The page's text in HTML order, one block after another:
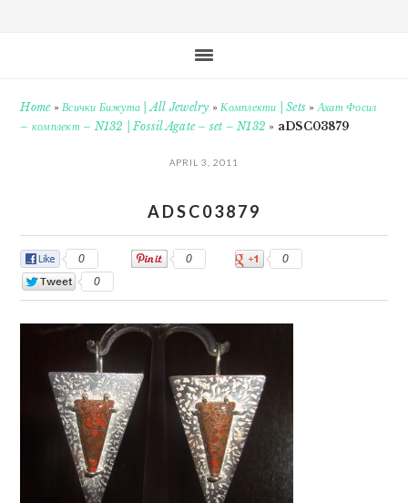
Home»Всички Бижута | All Jewelry »Комплекти | Sets »Ахат Фосил
– комплект – N132 | Fossil Agate – set – N132 » aDSC03879
APRIL 3, 2011
ADSC03879
0 0
0
0